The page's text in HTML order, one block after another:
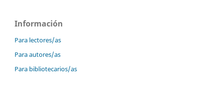
Información
Para lectores/as
Para autores/as
Para bibliotecarios/as